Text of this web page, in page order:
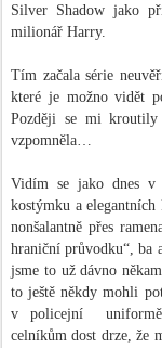
Silver Shadow jako
milionář Harry.
Tím začala série
které je možno vidět
Později se mi
vzpomněla…
Vidím se jako dnes v
kostýmku a
nonšalantně přes
hraniční průvodku“, ba
jsme to už dávno
to ještě někdy mohli
v policejní
celníkům dost drze, že